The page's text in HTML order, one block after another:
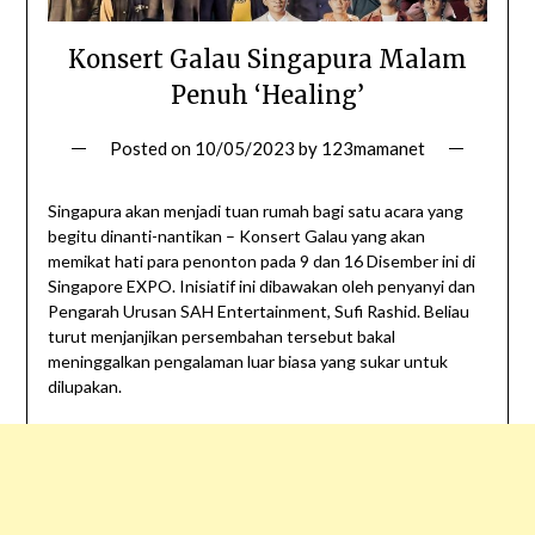
Konsert Galau Singapura Malam
Penuh ‘Healing’
Posted on 10/05/2023 by 123mamanet
Singapura akan menjadi tuan rumah bagi satu acara yang
begitu dinanti-nantikan – Konsert Galau yang akan
memikat hati para penonton pada 9 dan 16 Disember ini di
Singapore EXPO. Inisiatif ini dibawakan oleh penyanyi dan
Pengarah Urusan SAH Entertainment, Sufi Rashid. Beliau
turut menjanjikan persembahan tersebut bakal
meninggalkan pengalaman luar biasa yang sukar untuk
dilupakan.